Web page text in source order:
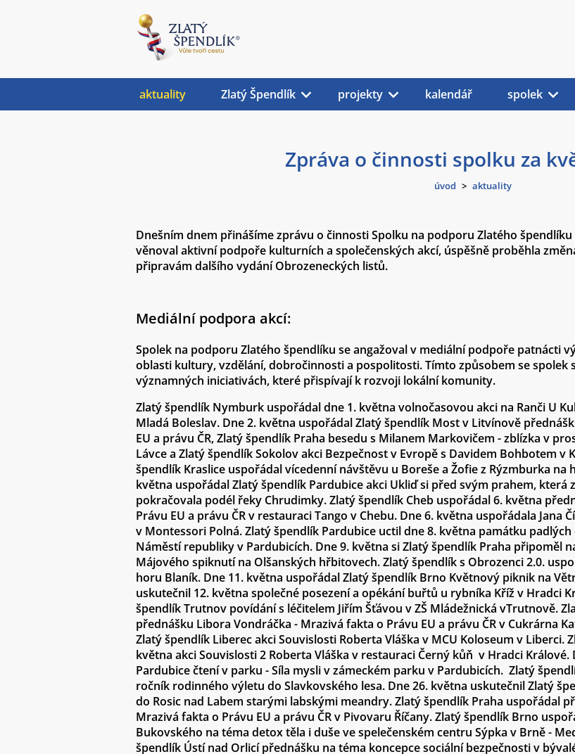
Zpráva o činnosti spolku za
úvod > aktuality
Dnešním dnem přinášíme zprávu o činnosti Spolku na podporu Zlatého
věnoval aktivní podpoře kulturních a společenských akcí, úspěšně proběhla
připravám dalšího vydání Obrozeneckých listů.
Mediální podpora akcí:
Spolek na podporu Zlatého špendlíku se angažoval v mediální podpoře patnácti
oblasti kultury, vzdělání, dobročinnosti a pospolitosti. Tímto způsobem se
významných iniciativách, které přispívají k rozvoji lokální komunity.
Zlatý špendlík Nymburk uspořádal dne 1. května volnočasovou akci na Ranči U
Mladá Boleslav. Dne 2. května uspořádal Zlatý špendlík Most v Litvínově
EU a právu ČR, Zlatý špendlík Praha besedu s Milanem Markovičem - zblízka v
Lávce a Zlatý špendlík Sokolov akci Bezpečnost v Evropě s Davidem Bohbotem v
špendlík Kraslice uspořádal vícedenní návštěvu u Boreše a Žofie z Rýzmburka na
května uspořádal Zlatý špendlík Pardubice akci Ukliď si před svým prahem, která
pokračovala podél řeky Chrudimky. Zlatý špendlík Cheb uspořádal 6. května
Právu EU a právu ČR v restauraci Tango v Chebu. Dne 6. května uspořádala Jana
v Montessori Polná. Zlatý špendlík Pardubice uctil dne 8. května památku
Náměstí republiky v Pardubicích. Dne 9. května si Zlatý špendlík Praha připoměl
Májového spiknutí na Olšanských hřbitovech. Zlatý špendlík s Obrozenci 2.0.
horu Blaník. Dne 11. května uspořádal Zlatý špendlík Brno Květnový piknik na
uskutečnil 12. května společné posezení a opékání buřtů u rybníka Kříž v Hradci
špendlík Trutnov povídání s léčitelem Jiřím Šťávou v ZŠ Mládežnická vTrutnově.
přednášku Libora Vondráčka - Mrazivá fakta o Právu EU a právu ČR v Cukrárna
Zlatý špendlík Liberec akci Souvislosti Roberta Vláška v MCU Koloseum v Liberci.
května akci Souvislosti 2 Roberta Vláška v restauraci Černý kůň v Hradci
Pardubice čtení v parku - Síla mysli v zámeckém parku v Pardubicích. Zlatý
ročník rodinného výletu do Slavkovského lesa. Dne 26. května uskutečnil Zlatý
do Rosic nad Labem starými labskými meandry. Zlatý špendlík Praha uspořádal
Mrazivá fakta o Právu EU a právu ČR v Pivovaru Říčany. Zlatý špendlík Brno
Bukovského na téma detox těla i duše ve spelečenském centru Sýpka v Brně -
špendlík Ústí nad Orlicí přednášku na téma koncepce sociální bezpečnosti v
aktuality Zlatý Špendlík projekty kalendář spolek